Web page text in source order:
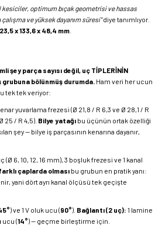
optimum bıçak geometrisi ve hassas
ve yüksek dayanım süresi"diye tanımlıyor.
x 133,6 x 48,4 mm
şey parça sayısı değil, uç TİPLERİNİN
grubuna bölünmüş durumda. Ham veri her ucun
tek tek veriyor:
yuvarlama frezesi (Ø 21,8 / R 6,3 ve Ø 28,1 / R
25 / R 4,5). Bilye yatağı bu üçünün ortak özelliği
şey — bilye iş parçasının kenarına dayanır,
(Ø 6, 10, 12, 16 mm), 3 boşluk frezesi ve 1 kanal
çaplarda olması bu grubun en pratik yanı:
yani dört ayrı kanal ölçüsü tek geçişte
) ve 1 V oluk ucu (90°). Bağlantı (2 uç): 1 lamine
ucu (14°) — geçme birleştirme için.